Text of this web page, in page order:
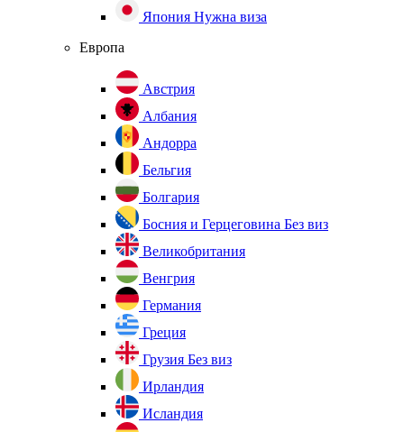
Япония Нужна виза
Европа
Австрия
Албания
Андорра
Бельгия
Болгария
Босния и Герцеговина Без виз
Великобритания
Венгрия
Германия
Греция
Грузия Без виз
Ирландия
Исландия